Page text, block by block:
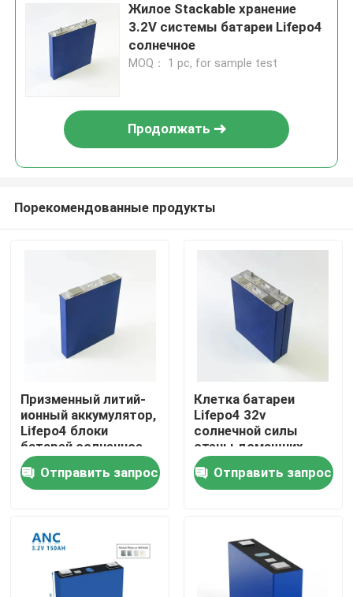
Главная страница
Продукция
О Компании
Наша фабрика
Жилое Stackable хранение
3.2V системы батареи Lifepo4
солнечное
MOQ： 1 pc, for sample test
Продолжать
Порекомендованные продукты
Призменный литий-
ионный аккумулятор,
Lifepo4 блоки
батарей солнечное
3.2v 50ah
Отправить запрос
Клетка батареи
Lifepo4 32v
солнечной силы
стены домашних
систем 10kwh
призменная 48v
300ah
Отправить запрос